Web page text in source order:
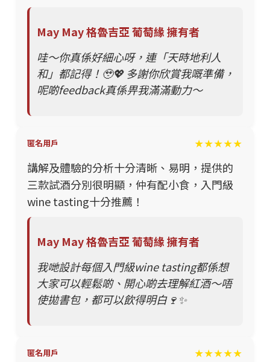
May May 格魯吉亞 葡萄緣 擁有者
哇～你真係好細心呀，連「天時地利人
和」都記得！🥹💖 多謝你欣賞我嘅準備，
呢啲feedback真係畀我滿滿動力～
匿名用戶 ★★★★★
講解及體驗的分析十分清晰、易明，提供的
三款試酒分別很明顯，仲有配小食，入門級
wine tasting十分推薦！
May May 格魯吉亞 葡萄緣 擁有者
我哋設計每個入門級wine tasting都係想
大家可以輕鬆啲、開心啲去理解紅酒～唔
使拋書包，都可以飲得明白🍷✨
匿名用戶 ★★★★★